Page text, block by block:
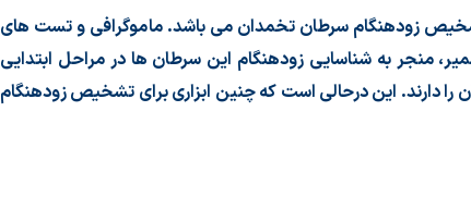
تشخیص زودهنگام سرطان تخمدان می باشد. ماموگرافی و تست های
منجر به شناسایی زودهنگام این سرطان ها در مراحل ابتدایی
را دارند. این درحالی است که چنین ابزاری برای تشخیص زودهنگام